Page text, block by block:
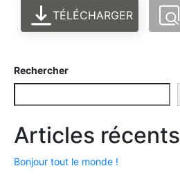
TÉLÉCHARGER
Rechercher
Articles récents
Bonjour tout le monde !